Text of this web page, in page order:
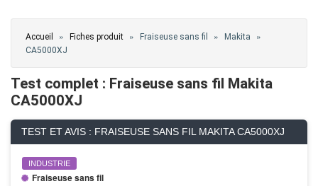
Vous êtes ici
Accueil » Fiches produit » Fraiseuse sans fil » Makita »
CA5000XJ
Test complet : Fraiseuse sans fil Makita
CA5000XJ
TEST ET AVIS : FRAISEUSE SANS FIL MAKITA CA5000XJ
INDUSTRIE
Fraiseuse sans fil